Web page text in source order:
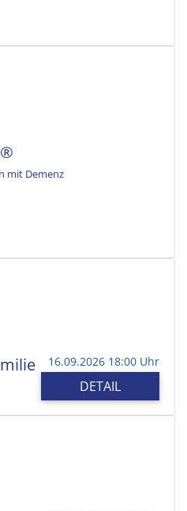
mit Demenz
16.09.2026 18:00 Uhr
DETAIL